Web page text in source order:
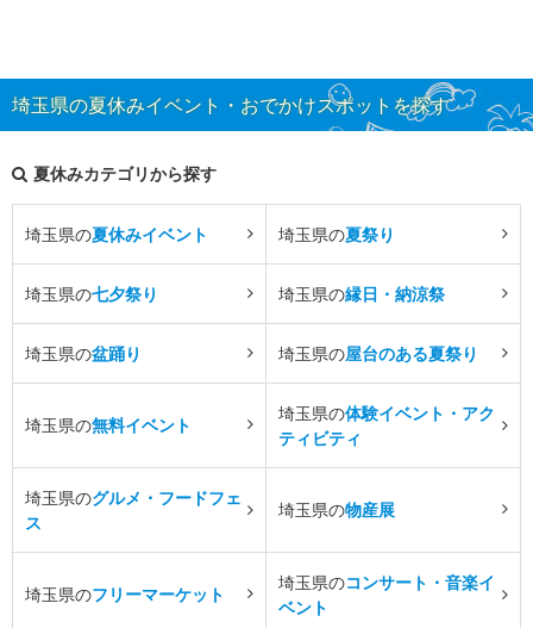
埼玉県の夏休みイベント・おでかけスポットを探す
夏休みカテゴリから探す
埼玉県の夏休みイベント 埼玉県の夏祭り
埼玉県の七夕祭り 埼玉県の縁日・納涼祭
埼玉県の盆踊り 埼玉県の屋台のある夏祭り
埼玉県の無料イベント
埼玉県の体験イベント・アク
ティビティ
埼玉県のグルメ・フードフェ
ス
埼玉県の物産展
埼玉県のフリーマーケット
埼玉県のコンサート・音楽イ
ベント